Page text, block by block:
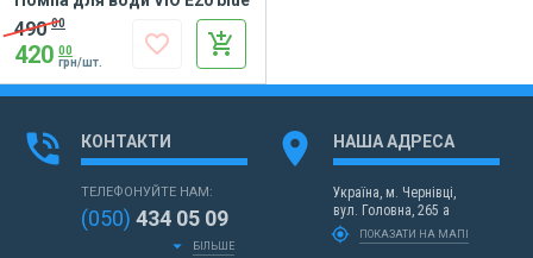
490 00
420 00
грн/шт.
add_shopping_cart
favorite_border
phone_in_talk КОНТАКТИ
ТЕЛЕФОНУЙТЕ НАМ:
(050) 434 05 09
arrow_drop_down БІЛЬШЕ
location_on НАША АДРЕСА
Україна, м. Чернівці,
вул. Головна, 265 а
my_location ПОКАЗАТИ НА МАПІ